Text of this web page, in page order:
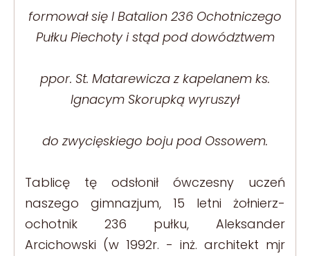
formował się I Batalion 236 Ochotniczego
Pułku Piechoty i stąd pod dowództwem
ppor. St. Matarewicza z kapelanem ks.
Ignacym Skorupką wyruszył
do zwycięskiego boju pod Ossowem.
Tablicę tę odsłonił ówczesny uczeń
naszego gimnazjum, 15 letni żołnierz-
ochotnik 236 pułku, Aleksander
Arcichowski (w 1992r. - inż. architekt mjr